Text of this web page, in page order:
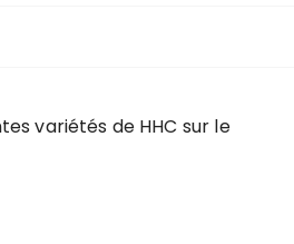
variétés de HHC sur le